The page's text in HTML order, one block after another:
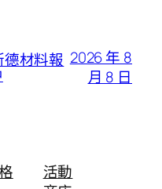
德材料報 2026 年 8
月 8 日
活動